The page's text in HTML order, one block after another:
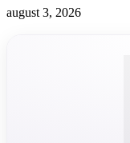
august 3, 2026